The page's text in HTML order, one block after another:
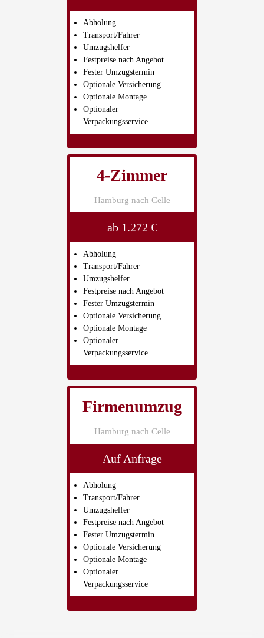
Abholung
Transport/Fahrer
Umzugshelfer
Festpreise nach Angebot
Fester Umzugstermin
Optionale Versicherung
Optionale Montage
Optionaler
Verpackungsservice
4-Zimmer
Hamburg nach Celle
ab 1.272 €
Abholung
Transport/Fahrer
Umzugshelfer
Festpreise nach Angebot
Fester Umzugstermin
Optionale Versicherung
Optionale Montage
Optionaler
Verpackungsservice
Firmenumzug
Hamburg nach Celle
Auf Anfrage
Abholung
Transport/Fahrer
Umzugshelfer
Festpreise nach Angebot
Fester Umzugstermin
Optionale Versicherung
Optionale Montage
Optionaler
Verpackungsservice